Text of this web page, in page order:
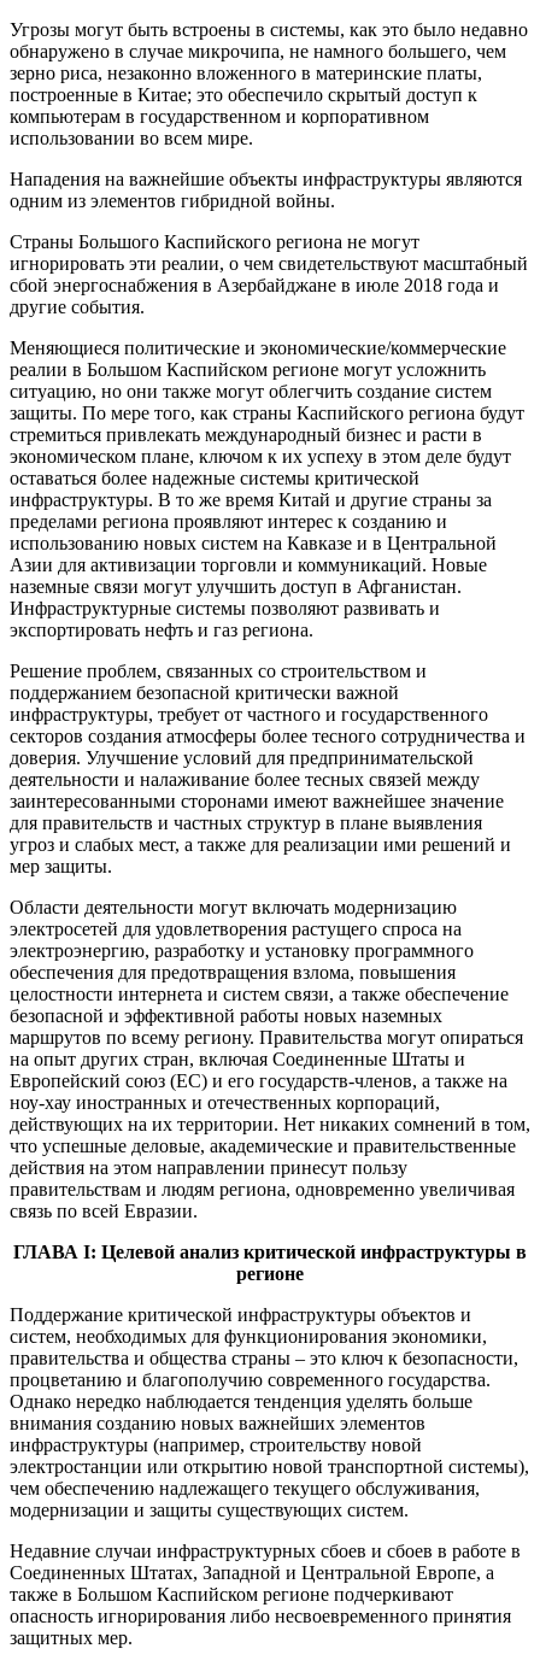
Угрозы могут быть встроены в системы, как это было недавно
обнаружено в случае микрочипа, не намного большего, чем
зерно риса, незаконно вложенного в материнские платы,
построенные в Китае; это обеспечило скрытый доступ к
компьютерам в государственном и корпоративном
использовании во всем мире.
Нападения на важнейшие объекты инфраструктуры являются
одним из элементов гибридной войны.
Страны Большого Каспийского региона не могут
игнорировать эти реалии, о чем свидетельствуют масштабный
сбой энергоснабжения в Азербайджане в июле 2018 года и
другие события.
Меняющиеся политические и экономические/коммерческие
реалии в Большом Каспийском регионе могут усложнить
ситуацию, но они также могут облегчить создание систем
защиты. По мере того, как страны Каспийского региона будут
стремиться привлекать международный бизнес и расти в
экономическом плане, ключом к их успеху в этом деле будут
оставаться более надежные системы критической
инфраструктуры. В то же время Китай и другие страны за
пределами региона проявляют интерес к созданию и
использованию новых систем на Кавказе и в Центральной
Азии для активизации торговли и коммуникаций. Новые
наземные связи могут улучшить доступ в Афганистан.
Инфраструктурные системы позволяют развивать и
экспортировать нефть и газ региона.
Решение проблем, связанных со строительством и
поддержанием безопасной критически важной
инфраструктуры, требует от частного и государственного
секторов создания атмосферы более тесного сотрудничества и
доверия. Улучшение условий для предпринимательской
деятельности и налаживание более тесных связей между
заинтересованными сторонами имеют важнейшее значение
для правительств и частных структур в плане выявления
угроз и слабых мест, а также для реализации ими решений и
мер защиты.
Области деятельности могут включать модернизацию
электросетей для удовлетворения растущего спроса на
электроэнергию, разработку и установку программного
обеспечения для предотвращения взлома, повышения
целостности интернета и систем связи, а также обеспечение
безопасной и эффективной работы новых наземных
маршрутов по всему региону. Правительства могут опираться
на опыт других стран, включая Соединенные Штаты и
Европейский союз (ЕС) и его государств-членов, а также на
ноу-хау иностранных и отечественных корпораций,
действующих на их территории. Нет никаких сомнений в том,
что успешные деловые, академические и правительственные
действия на этом направлении принесут пользу
правительствам и людям региона, одновременно увеличивая
связь по всей Евразии.
ГЛАВА I: Целевой анализ критической инфраструктуры в
регионе
Поддержание критической инфраструктуры объектов и
систем, необходимых для функционирования экономики,
правительства и общества страны – это ключ к безопасности,
процветанию и благополучию современного государства.
Однако нередко наблюдается тенденция уделять больше
внимания созданию новых важнейших элементов
инфраструктуры (например, строительству новой
электростанции или открытию новой транспортной системы),
чем обеспечению надлежащего текущего обслуживания,
модернизации и защиты существующих систем.
Недавние случаи инфраструктурных сбоев и сбоев в работе в
Соединенных Штатах, Западной и Центральной Европе, а
также в Большом Каспийском регионе подчеркивают
опасность игнорирования либо несвоевременного принятия
защитных мер.